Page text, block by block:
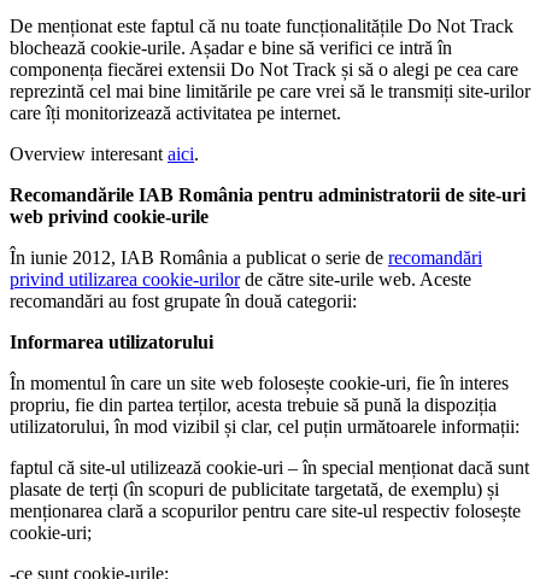
De menționat este faptul că nu toate funcționalitățile Do Not Track
blochează cookie-urile. Așadar e bine să verifici ce intră în
componența fiecărei extensii Do Not Track și să o alegi pe cea care
reprezintă cel mai bine limitările pe care vrei să le transmiți site-urilor
care îți monitorizează activitatea pe internet.
Overview interesant aici.
Recomandările IAB România pentru administratorii de site-uri
web privind cookie-urile
În iunie 2012, IAB România a publicat o serie de recomandări
privind utilizarea cookie-urilorde către site-urile web. Aceste
recomandări au fost grupate în două categorii:
Informarea utilizatorului
În momentul în care un site web folosește cookie-uri, fie în interes
propriu, fie din partea terților, acesta trebuie să pună la dispoziția
utilizatorului, în mod vizibil și clar, cel puțin următoarele informații:
faptul că site-ul utilizează cookie-uri – în special menționat dacă sunt
plasate de terți (în scopuri de publicitate targetată, de exemplu) și
menționarea clară a scopurilor pentru care site-ul respectiv folosește
cookie-uri;
-ce sunt cookie-urile;